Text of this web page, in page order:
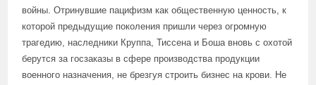
войны. Отринувшие пацифизм как общественную ценность, к
которой предыдущие поколения пришли через огромную
трагедию, наследники Круппа, Тиссена и Боша вновь с охотой
берутся за госзаказы в сфере производства продукции
военного назначения, не брезгуя строить бизнес на крови. Не